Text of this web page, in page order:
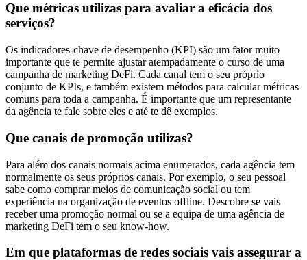
Que métricas utilizas para avaliar a eficácia dos
serviços?
Os indicadores-chave de desempenho (KPI) são um fator muito
importante que te permite ajustar atempadamente o curso de uma
campanha de marketing DeFi. Cada canal tem o seu próprio
conjunto de KPIs, e também existem métodos para calcular métricas
comuns para toda a campanha. É importante que um representante
da agência te fale sobre eles e até te dê exemplos.
Que canais de promoção utilizas?
Para além dos canais normais acima enumerados, cada agência tem
normalmente os seus próprios canais. Por exemplo, o seu pessoal
sabe como comprar meios de comunicação social ou tem
experiência na organização de eventos offline. Descobre se vais
receber uma promoção normal ou se a equipa de uma agência de
marketing DeFi tem o seu know-how.
Em que plataformas de redes sociais vais assegurar a